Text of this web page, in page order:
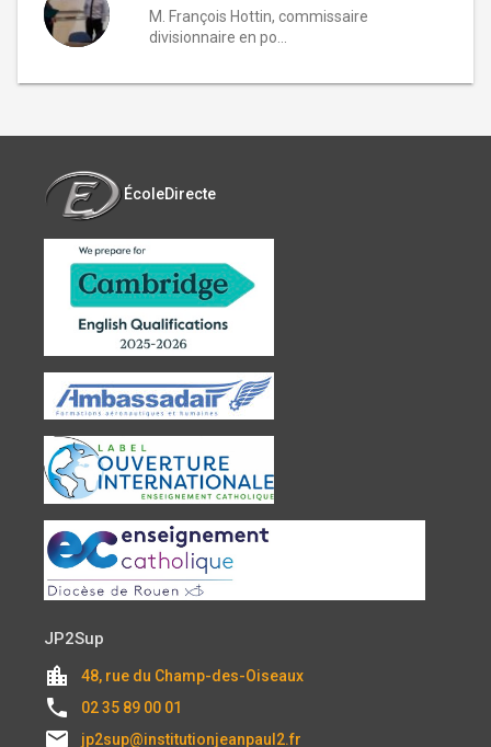
M. François Hottin, commissaire
divisionnaire en po...
ÉcoleDirecte
JP2Sup
location_city 48, rue du Champ-des-Oiseaux
local_phone 02 35 89 00 01
email jp2sup@institutionjeanpaul2.fr